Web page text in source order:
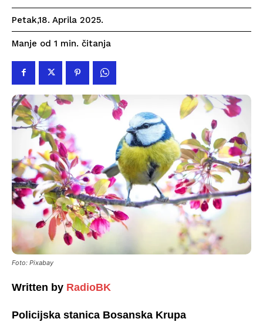
Petak,18. Aprila 2025.
Manje od 1 min. čitanja
Foto: Pixabay
Written by RadioBK
Policijska stanica Bosanska Krupa